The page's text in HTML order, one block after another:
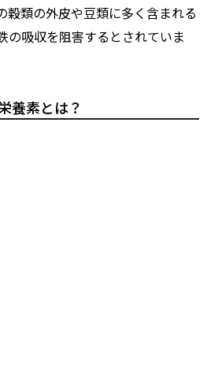
穀類の外皮や豆類に多く含まれる
の吸収を阻害するとされていま
養素とは？